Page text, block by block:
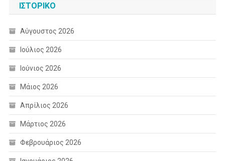
ΙΣΤΟΡΙΚΌ
Αύγουστος 2026
Ιούλιος 2026
Ιούνιος 2026
Μάιος 2026
Απρίλιος 2026
Μάρτιος 2026
Φεβρουάριος 2026